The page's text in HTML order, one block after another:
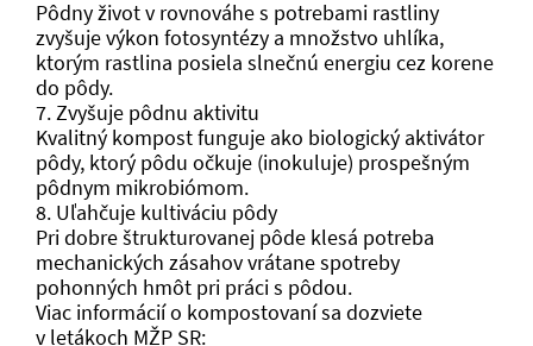
Pôdny život v rovnováhe s potrebami rastliny
zvyšuje výkon fotosyntézy a množstvo uhlíka,
ktorým rastlina posiela slnečnú energiu cez korene
do pôdy.
7. Zvyšuje pôdnu aktivitu
Kvalitný kompost funguje ako biologický aktivátor
pôdy, ktorý pôdu očkuje (inokuluje) prospešným
pôdnym mikrobiómom.
8. Uľahčuje kultiváciu pôdy
Pri dobre štrukturovanej pôde klesá potreba
mechanických zásahov vrátane spotreby
pohonných hmôt pri práci s pôdou.
Viac informácií o kompostovaní sa dozviete
v letákoch MŽP SR: